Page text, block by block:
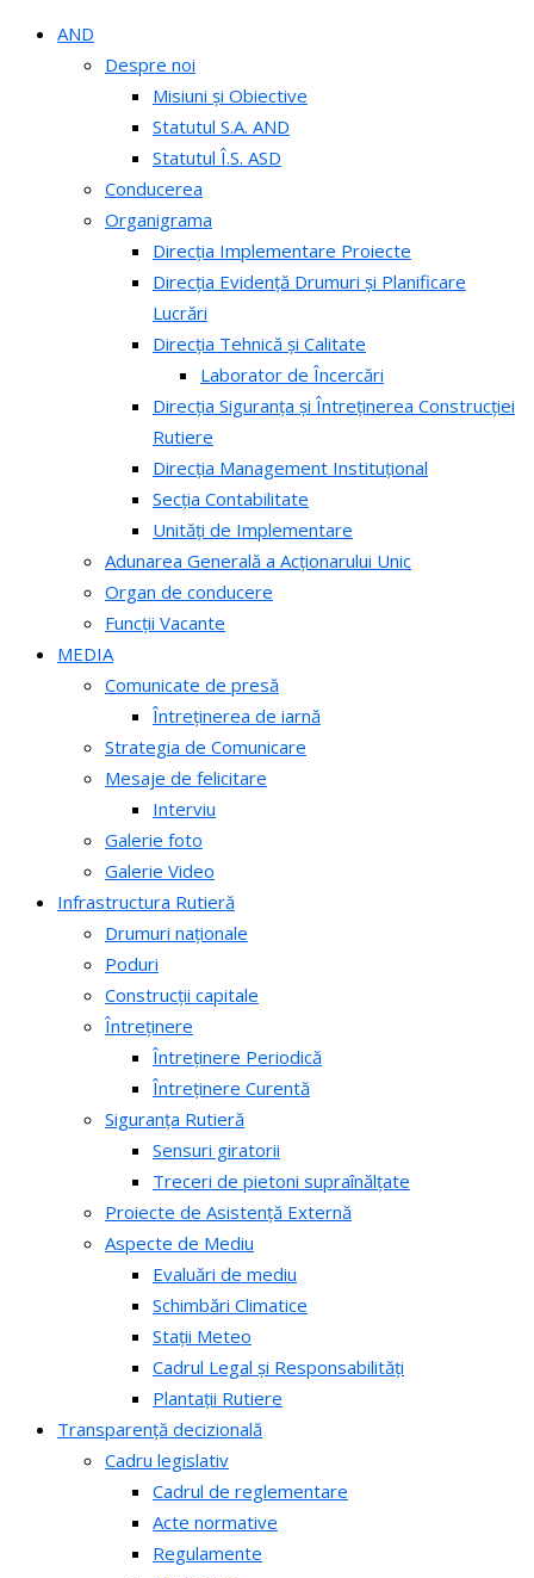
AND
Despre noi
Misiuni și Obiective
Statutul S.A. AND
Statutul Î.S. ASD
Conducerea
Organigrama
Direcția Implementare Proiecte
Direcția Evidență Drumuri și Planificare
Lucrări
Direcția Tehnică și Calitate
Laborator de Încercări
Direcția Siguranța și Întreținerea Construcției
Rutiere
Direcția Management Instituțional
Secția Contabilitate
Unități de Implementare
Adunarea Generală a Acționarului Unic
Organ de conducere
Funcții Vacante
MEDIA
Comunicate de presă
Întreținerea de iarnă
Strategia de Comunicare
Mesaje de felicitare
Interviu
Galerie foto
Galerie Video
Infrastructura Rutieră
Drumuri naționale
Poduri
Construcții capitale
Întreținere
Întreținere Periodică
Întreținere Curentă
Siguranța Rutieră
Sensuri giratorii
Treceri de pietoni supraînălțate
Proiecte de Asistență Externă
Aspecte de Mediu
Evaluări de mediu
Schimbări Climatice
Stații Meteo
Cadrul Legal și Responsabilități
Plantații Rutiere
Transparență decizională
Cadru legislativ
Cadrul de reglementare
Acte normative
Regulamente